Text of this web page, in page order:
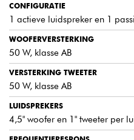
CONFIGURATIE
1 actieve luidspreker en 1
WOOFERVERSTERKING
50 W, klasse AB
VERSTERKING TWEETER
50 W, klasse AB
LUIDSPREKERS
4,5" woofer en 1" tweeter per